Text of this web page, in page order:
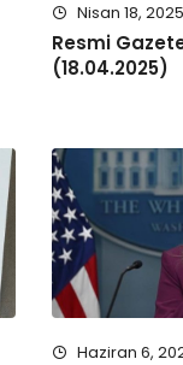
Nisan 18,
Resmi
(18.04.2025)
Haziran 6,